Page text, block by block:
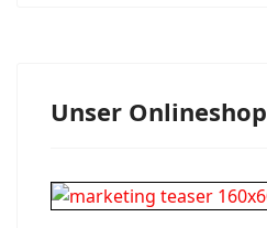
Unser Onlineshop